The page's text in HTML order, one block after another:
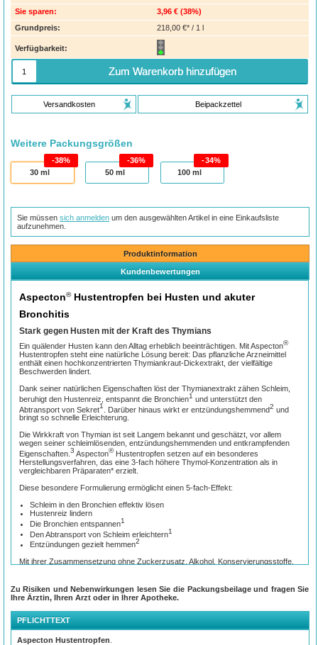
Sie sparen: 3,96 € (38%)
Grundpreis:
218,00 €* / 1 l
Verfügbarkeit:
Zum Warenkorb hinzufügen
Versandkosten Beipackzettel
Weitere Packungsgrößen
30 ml
38%
50ml
36%
100 ml
34%
Sie müssensich anmelden um den ausgewählten Artikel in eine Einkaufsliste
aufzunehmen.
Produktinformation
Kundenbewertungen
Aspecton®Hustentropfen bei Husten und akuter
Bronchitis
Stark gegen Husten mit der Kraft des Thymians
Ein quälender Husten kann den Alltag erheblich beeinträchtigen. Mit Aspecton®
Hustentropfen steht eine natürliche Lösung bereit: Das pflanzliche Arzneimittel
enthält einen hochkonzentrierten Thymiankraut-Dickextrakt, der vielfältige
Beschwerden lindert.
Dank seiner natürlichen Eigenschaften löst der Thymianextrakt zähen Schleim,
beruhigt den Hustenreiz, entspannt die Bronchien1 und unterstützt den
Abtransport von Sekret1 . Darüber hinaus wirkt er entzündungshemmend2 und
bringt so schnelle Erleichterung.
Die Wirkkraft von Thymian ist seit Langem bekannt und geschätzt, vor allem
wegen seiner schleimlösenden, entzündungshemmenden und entkrampfenden
Eigenschaften.3 Aspecton®Hustentropfen setzen auf ein besonderes
Herstellungsverfahren, das eine 3-fach höhere Thymol-Konzentration als in
vergleichbaren Präparaten* erzielt.
Diese besondere Formulierung ermöglicht einen 5-fach-Effekt:
Schleim in den Bronchien effektiv lösen
Hustenreiz lindern
Die Bronchien entspannen1
Den Abtransport von Schleim erleichtern1
Entzündungen gezielt hemmen2
Mit ihrer Zusammensetzung ohne Zuckerzusatz, Alkohol, Konservierungsstoffe,
überzeugen durch ihre gute Verträglichkeit.
Quellen:
* Vergleich des Thymiankraut-Dickextraktes in Aspecton
nach DAB), bezogen auf den geforderten Mindestgehalt an Thymol. Stand: Februar
Zu Risiken und Nebenwirkungen lesen Sie die Packungsbeilage und fragen Sie
Ihre Ärztin, Ihren Arzt oder in Ihrer Apotheke.
PFLICHTTEXT
Aspecton Hustentropfen.